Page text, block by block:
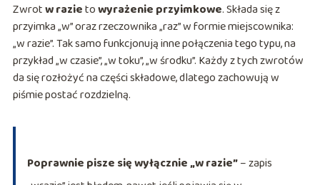
Zwrotw razietowyrażenie przyimkowe. Składa się z
przyimka „w” oraz rzeczownika „raz” w formie miejscownika:
„w razie”. Tak samo funkcjonują inne połączenia tego typu, na
przykład „w czasie”, „w toku”, „w środku”. Każdy z tych zwrotów
da się rozłożyć na części składowe, dlatego zachowują w
piśmie postać rozdzielną.
Poprawnie pisze się wyłącznie „w razie”– zapis